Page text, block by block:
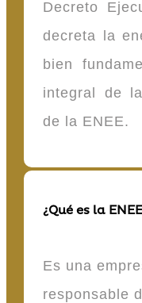
Decreto
decreta la
bien
integral de
de la ENEE.
¿Qué es la
Es una
responsable